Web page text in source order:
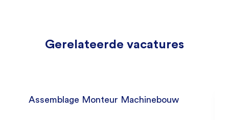
Gerelateerde vacatures
Assemblage Monteur Machinebouw